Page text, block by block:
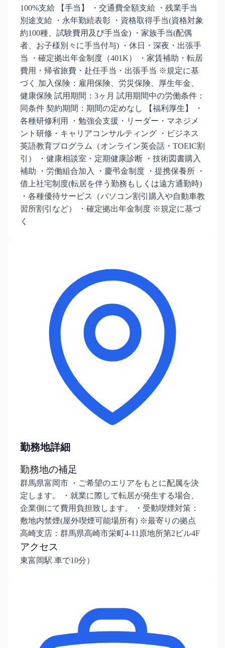
100%支給 【手当】 ・交通費全額支給 ・残業手当
別途支給 ・永年勤続表彰 ・資格取得手当(資格対象
約100種、試験費用及び手当金) ・家族手当(配偶
者、お子様別々に手当付与) ・休日・深夜・出張手
当 ・確定拠出年金制度（401K） ・家賃補助・転居
費用・帰省旅費・赴任手当・出張手当 ※規定に基
づく 加入保険：雇用保険、労災保険、厚生年金、
健康保険 試用期間：3ヶ月 試用期間中の労働条件：
同条件 契約期間：期間の定めなし 【福利厚生】 ・
各種研修利用 ・勉強会支援・リーダー・マネジメ
ント研修・キャリアコンサルティング ・ビジネス
英語教育プログラム（オンライン英会話・TOEIC割
引） ・健康相談室・定期健康診断 ・技術図書購入
補助 ・労働組合加入 ・慶弔金制度 ・提携保養所 ・
借上社宅制度(転居を伴う勤務もしくは遠方通勤時)
・各種優待サービス（パソコン割引購入や自動車教
習所割引など） ・確定拠出年金制度 ※規定に基づ
く
勤務地詳細
勤務地の補足
群馬県富岡市 ・ご希望のエリアをもとに配属を決
定します。 ・就業に際して転居が発生する場合、
企業側にて費用負担致します。 ・受動喫煙対策：
敷地内禁煙(屋外喫煙可能場所有) ※最寄りの拠点
高崎支店：群馬県高崎市栄町4-11原地所第2ビル4F
アクセス
東富岡駅 車で10分）